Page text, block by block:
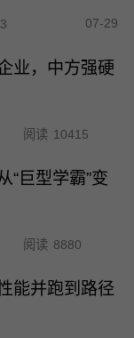
07-29
业，中方强硬
阅读 10415
“巨型学霸”变
阅读 8880
能并跑到路径